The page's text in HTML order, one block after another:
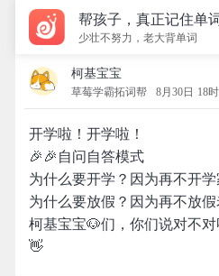
帮孩子，真正记住单
少壮不努力，老大背单词
柯基宝宝
草莓学霸拓词帮 8月30日 18
开学啦！开学啦！
🎉🎉自问自答模式
为什么要开学？因为再不开学
为什么要放假？因为再不放假
柯基宝宝🐶们，你们说对不
👋